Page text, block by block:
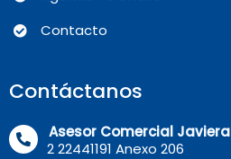
Contacto
Contáctanos
Asesor Comercial Javiera
2 22441191 Anexo 206